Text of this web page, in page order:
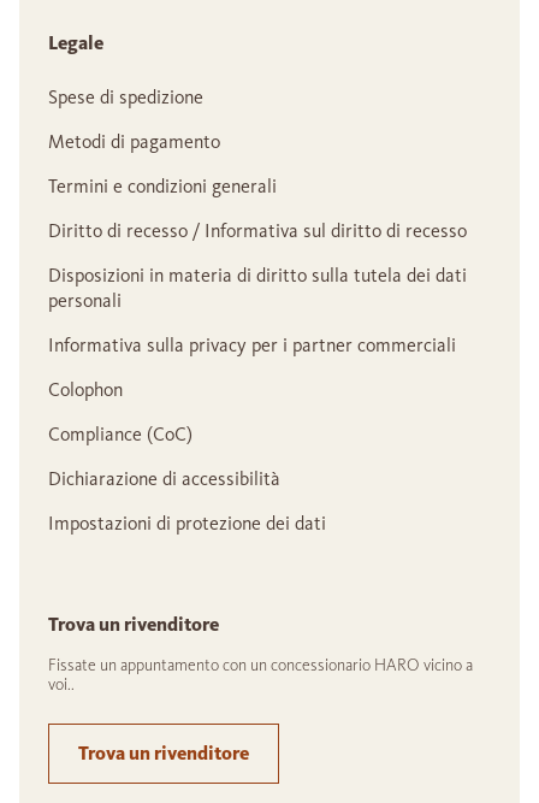
Legale
Spese di spedizione
Metodi di pagamento
Termini e condizioni generali
Diritto di recesso / Informativa sul diritto di recesso
Disposizioni in materia di diritto sulla tutela dei dati
personali
Informativa sulla privacy per i partner commerciali
Colophon
Compliance (CoC)
Dichiarazione di accessibilità
Impostazioni di protezione dei dati
Trova un rivenditore
Fissate un appuntamento con un concessionario HARO vicino a
voi..
Trova un rivenditore